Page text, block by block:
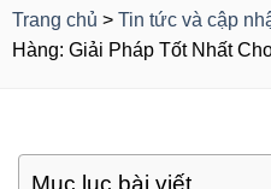
Trang chủ > Tin tức và cập
Hàng: Giải Pháp Tốt Nhất
Mục lục bài viết